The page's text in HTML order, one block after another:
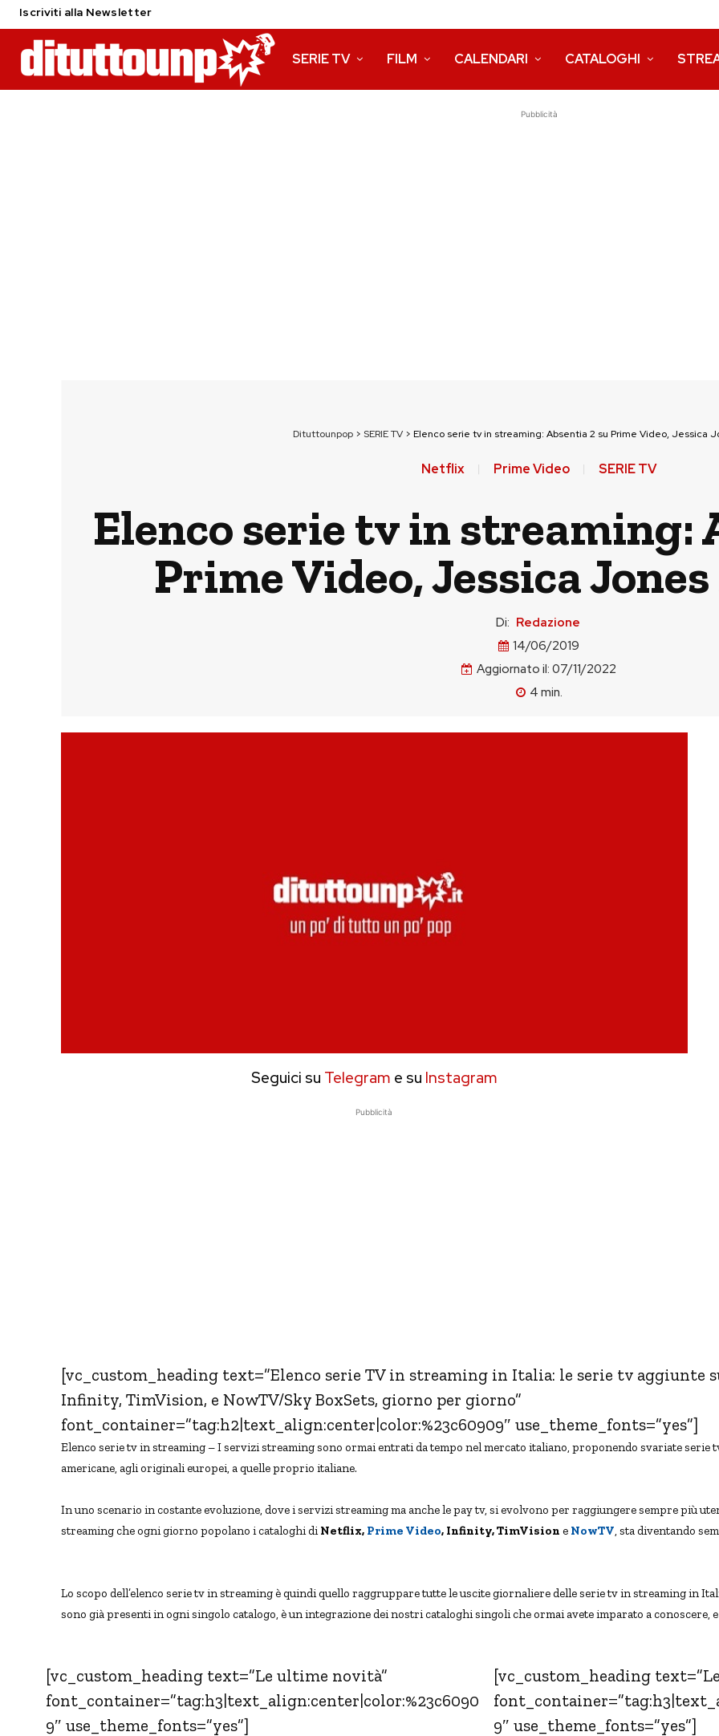
Iscriviti alla Newsletter
SERIE TV FILM CALENDARI CATALOGHI
Pubblicità
Dituttounpop> SERIE TV> Elenco serie tv in streaming: Absentia 2 su Prime Video, Jessica
Netflix Prime Video SERIE TV
Elenco serie tv in streaming:
Prime Video, Jessica
Di: Redazione
14/06/2019
Aggiornato il: 07/11/2022
4 min.
Seguici su Telegram e su Instagram
Pubblicità
[vc_custom_heading text=”Elenco serie TV in streaming in Italia: le serie tv aggiunte
Infinity, TimVision, e NowTV/Sky BoxSets, giorno per giorno”
font_container=”tag:h2|text_align:center|color:%23c60909″ use_theme_fonts=”yes”]
Elenco serie tv in streaming – I servizi streaming sono ormai entrati da tempo nel mercato italiano, proponendo svariate serie
americane, agli originali europei, a quelle proprio italiane.
In uno scenario in costante evoluzione, dove i servizi streaming ma anche le pay tv, si evolvono per raggiungere sempre più
streaming che ogni giorno popolano i cataloghi diNetflix, Prime Video, Infinity, TimVision e NowTV, sta diventando
Lo scopo dell’elenco serie tv in streaming è quindi quello raggruppare tutte le uscite giornaliere delle serie tv in streaming in
sono già presenti in ogni singolo catalogo, è un integrazione dei nostri cataloghi singoli che ormai avete imparato a conoscere,
[vc_custom_heading text=”Le ultime novità”
font_container=”tag:h3|text_align:center|color:%23c6090
9″ use_theme_fonts=”yes”]
[vc_custom_heading
9″ use_theme_fonts=”yes”]